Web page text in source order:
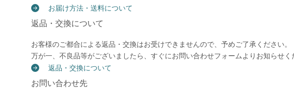
お届け方法・送料について
返品・交換について
お客様のご都合による返品・交換はお受けできませんので、予めご了承ください。
万が一、不良品等がございましたら、すぐにお問い合わせフォームよりお知らせ
返品・交換について
お問い合わせ先